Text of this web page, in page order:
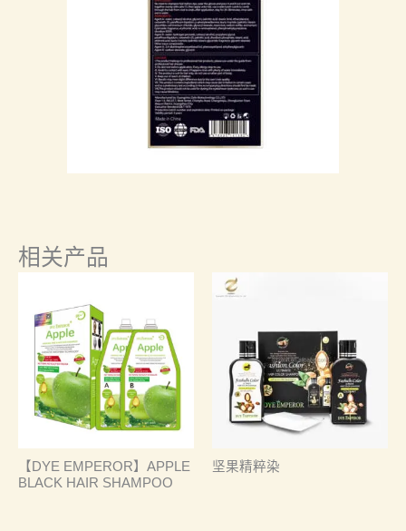
相关产品
【DYE EMPEROR】APPLE
BLACK HAIR SHAMPOO
坚果精粹染